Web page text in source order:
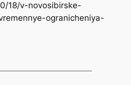
18/v-novosibirske-
ogranicheniya-